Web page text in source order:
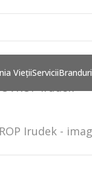
ViețiiServiciiBranduri
Irudek